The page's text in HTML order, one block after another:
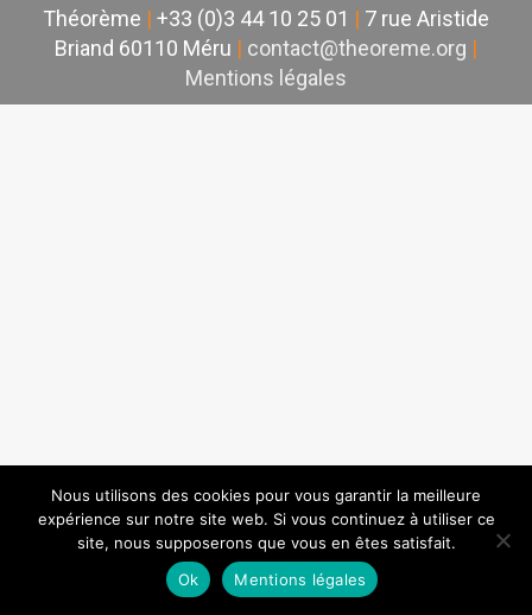
Théorème | +33 (0)3 44 10 25 01 | 7 rue Aristide
Briand 60110 Méru | contact@theoreme.org |
Mentions légales
Nous utilisons des cookies pour vous garantir la meilleure
expérience sur notre site web. Si vous continuez à utiliser ce
site, nous supposerons que vous en êtes satisfait.
Ok
Mentions légales